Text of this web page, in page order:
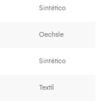
Sintético
Oechsle
Sintético
Textil